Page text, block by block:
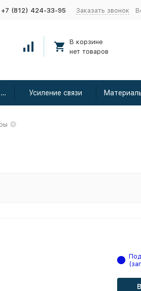
+7 (812) 424-33-95 Заказать звонок
В корзине
нет товаров
Комплектующие для усиления Усиление связи